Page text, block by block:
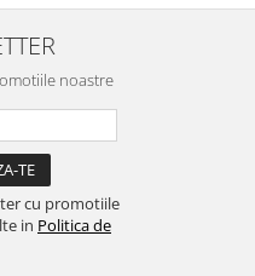
noastre
cu promotiile
in Politica de